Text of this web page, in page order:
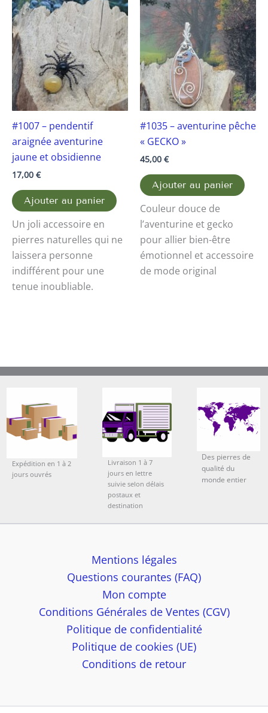
#1007 – pendentif
araignée aventurine
jaune et obsidienne
17,00 €
Ajouter au panier
Un joli accessoire en
pierres naturelles qui ne
laissera personne
indifférent pour une
tenue inoubliable.
#1035 – aventurine pêche
« GECKO »
45,00 €
Ajouter au panier
Couleur douce de
l’aventurine et gecko
pour allier bien-être
émotionnel et accessoire
de mode original
Expédition en 1 à 2
jours ouvrés
Livraison 1 à 7
jours en lettre
suivie selon délais
postaux et
destination
Des pierres de
qualité du
monde entier
Mentions légales
Questions courantes (FAQ)
Mon compte
Conditions Générales de Ventes (CGV)
Politique de confidentialité
Politique de cookies (UE)
Conditions de retour